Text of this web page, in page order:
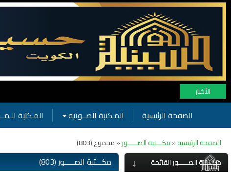
الأخبار
الصفحة الرئيسية المـكتبة الصــوتيه المـكتبة
الصفحة الرئيسية«مكـــتبة الصـــــور« مجموع (803)
↓ مكـــتبة الصـــــور القائمة مكـــتبة الصـــــور (803)